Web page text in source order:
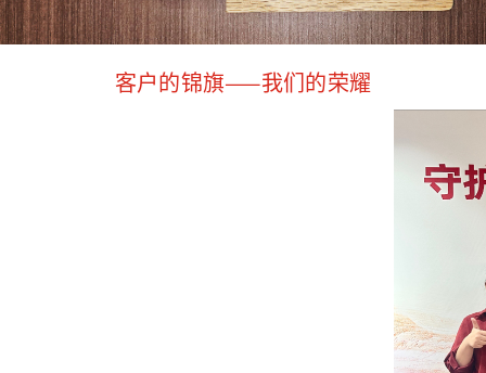
客户的锦旗——我们的荣耀
元甲律师，您理赔路上的“实力派奥特曼”！